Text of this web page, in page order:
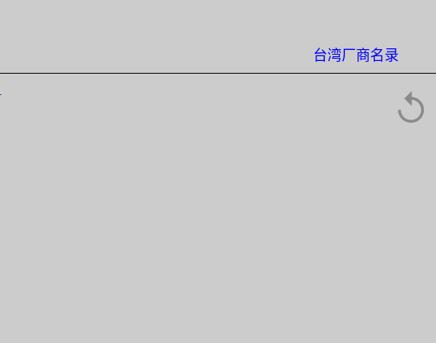
台湾厂商名录
↺